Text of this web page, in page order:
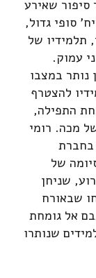
סיפור שאירע
סופי גדול,
תלמידיו של
עמוק.
במצבו
להצטרף
התפילה,
מכה. רומי
בחברת
של
שניחן
שבאורח
אל גומחת
שנותרו